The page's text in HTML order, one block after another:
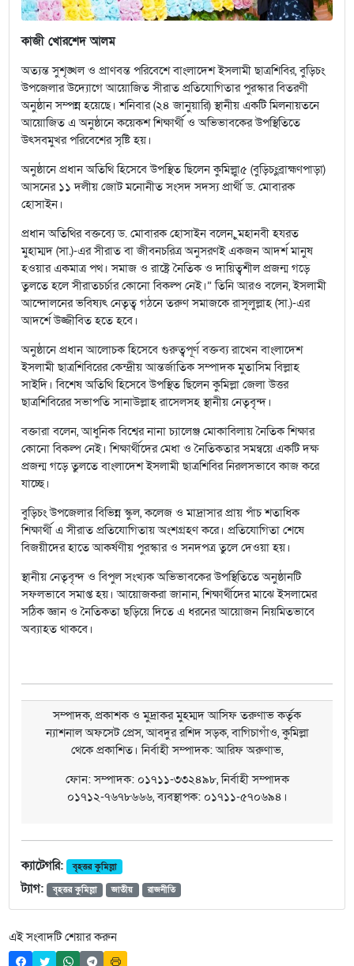
কাজী খোরশেদ আলম
অত্যন্ত সুশৃঙ্খল ও প্রাণবন্ত পরিবেশে বাংলাদেশ ইসলামী ছাত্রশিবির, বুড়িচং
উপজেলার উদ্যোগে আয়োজিত সীরাত প্রতিযোগিতার পুরস্কার বিতরণী
অনুষ্ঠান সম্পন্ন হয়েছে। শনিবার (২৪ জানুয়ারি) স্থানীয় একটি মিলনায়তনে
আয়োজিত এ অনুষ্ঠানে কয়েকশ শিক্ষার্থী ও অভিভাবকের উপস্থিতিতে
উৎসবমুখর পরিবেশের সৃষ্টি হয়।
অনুষ্ঠানে প্রধান অতিথি হিসেবে উপস্থিত ছিলেন কুমিল্লাু৫ (বুড়িচংুব্রাহ্মণপাড়া)
আসনের ১১ দলীয় জোট মনোনীত সংসদ সদস্য প্রার্থী ড. মোবারক
হোসাইন।
প্রধান অতিথির বক্তব্যে ড. মোবারক হোসাইন বলেন, ুমহানবী হযরত
মুহাম্মদ (সা.)-এর সীরাত বা জীবনচরিত্র অনুসরণই একজন আদর্শ মানুষ
হওয়ার একমাত্র পথ। সমাজ ও রাষ্ট্রে নৈতিক ও দায়িত্বশীল প্রজন্ম গড়ে
তুলতে হলে সীরাতচর্চার কোনো বিকল্প নেই।” তিনি আরও বলেন, ইসলামী
আন্দোলনের ভবিষ্যৎ নেতৃত্ব গঠনে তরুণ সমাজকে রাসূলুল্লাহ (সা.)-এর
আদর্শে উজ্জীবিত হতে হবে।
অনুষ্ঠানে প্রধান আলোচক হিসেবে গুরুত্বপূর্ণ বক্তব্য রাখেন বাংলাদেশ
ইসলামী ছাত্রশিবিরের কেন্দ্রীয় আন্তর্জাতিক সম্পাদক মুতাসিম বিল্লাহ
সাইদি। বিশেষ অতিথি হিসেবে উপস্থিত ছিলেন কুমিল্লা জেলা উত্তর
ছাত্রশিবিরের সভাপতি সানাউল্লাহ রাসেলসহ স্থানীয় নেতৃবৃন্দ।
বক্তারা বলেন, আধুনিক বিশ্বের নানা চ্যালেঞ্জ মোকাবিলায় নৈতিক শিক্ষার
কোনো বিকল্প নেই। শিক্ষার্থীদের মেধা ও নৈতিকতার সমন্বয়ে একটি দক্ষ
প্রজন্ম গড়ে তুলতে বাংলাদেশ ইসলামী ছাত্রশিবির নিরলসভাবে কাজ করে
যাচ্ছে।
বুড়িচং উপজেলার বিভিন্ন স্কুল, কলেজ ও মাদ্রাসার প্রায় পাঁচ শতাধিক
শিক্ষার্থী এ সীরাত প্রতিযোগিতায় অংশগ্রহণ করে। প্রতিযোগিতা শেষে
বিজয়ীদের হাতে আকর্ষণীয় পুরস্কার ও সনদপত্র তুলে দেওয়া হয়।
স্থানীয় নেতৃবৃন্দ ও বিপুল সংখ্যক অভিভাবকের উপস্থিতিতে অনুষ্ঠানটি
সফলভাবে সমাপ্ত হয়। আয়োজকরা জানান, শিক্ষার্থীদের মাঝে ইসলামের
সঠিক জ্ঞান ও নৈতিকতা ছড়িয়ে দিতে এ ধরনের আয়োজন নিয়মিতভাবে
অব্যাহত থাকবে।
সম্পাদক, প্রকাশক ও মুদ্রাকর মুহম্মদ আসিফ তরুণাভ কর্তৃক
ন্যাশনাল অফসেট প্রেস, আবদুর রশিদ সড়ক, বাগিচাগাঁও, কুমিল্লা
থেকে প্রকাশিত। নির্বাহী সম্পাদক: আরিফ অরুণাভ,
ফোন: সম্পাদক: ০১৭১১-৩৩২৪৯৮, নির্বাহী সম্পাদক
০১৭১২-৭৬৭৮৬৬৬, ব্যবস্থাপক: ০১৭১১-৫৭০৬৯৪।
ক্যাটেগরি: বৃহত্তর কুমিল্লা
ট্যাগ: বৃহত্তর কুমিল্লা জাতীয় রাজনীতি
এই সংবাদটি শেয়ার করুন